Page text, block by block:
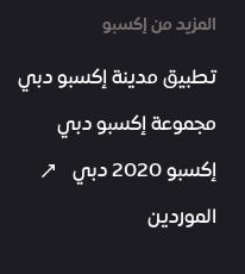
المزيد من إكسبو
تطبيق مدينة إكسبو دبي
مجموعة إكسبو دبي
إكسبو 2020 دبي
الموردين